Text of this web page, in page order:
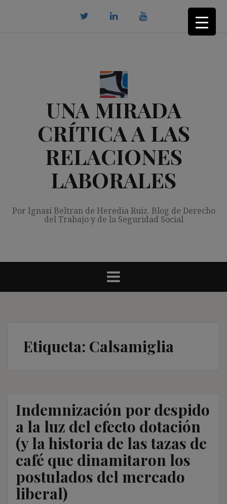
UNA MIRADA
CRÍTICA A LAS
RELACIONES
LABORALES
Por Ignasi Beltran de Heredia Ruiz. Blog de Derecho
del Trabajo y de la Seguridad Social
Etiqueta: Calsamiglia
Indemnización por despido
a la luz del efecto dotación
(y la historia de las tazas de
café que dinamitaron los
postulados del mercado
liberal)